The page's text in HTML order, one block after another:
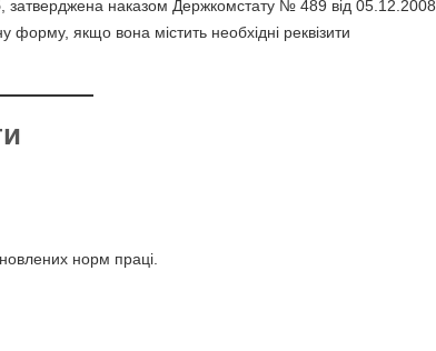
, затверджена наказом Держкомстату № 489 від 05.12.2008
форму, якщо вона містить необхідні реквізити
норм праці.